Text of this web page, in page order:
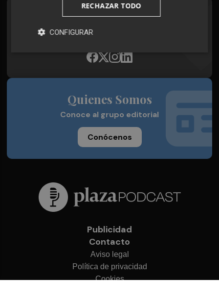
Síguenos en redes
Plaza Podcast, desde cualquier medio
Quienes Somos
Conoce al grupo editorial
Conócenos
Publicidad
Contacto
Aviso legal
Política de privacidad
Cookies
RECHAZAR TODO
CONFIGURAR